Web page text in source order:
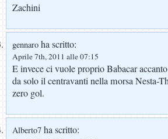
Zachini
gennaro ha scritto:
Aprile 7th, 2011 alle 07:15
E invece ci vuole proprio Babacar
da solo il centravanti nella morsa Nesta-
zero gol.
Alberto7 ha scritto: